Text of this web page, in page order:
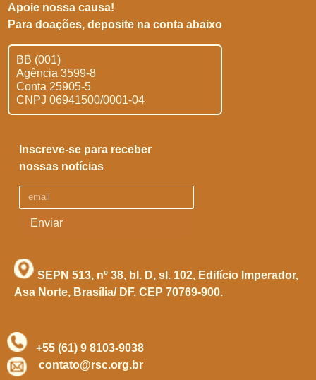
Apoie nossa causa!
Para doações, deposite na conta abaixo
BB (001)
Agência 3599-8
Conta 25905-5
CNPJ 06941500/0001-04
Enviar
Inscreve-se para receber
nossas notícias
SEPN 513, nº 38, bl. D, sl. 102, Edifício Imperador,
Asa Norte, Brasília/ DF. CEP 70769-900.
+55 (61) 9 8103-9038
contato@rsc.org.br